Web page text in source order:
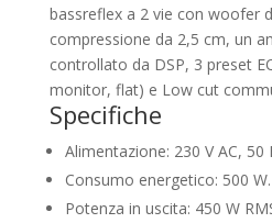
bassreflex a 2 vie con woofer
compressione da 2,5 cm, un
controllato da DSP, 3 preset
monitor, flat) e Low cut
Specifiche
Alimentazione: 230 V AC, 50
Consumo energetico: 500 W.
Potenza in uscita: 450 W